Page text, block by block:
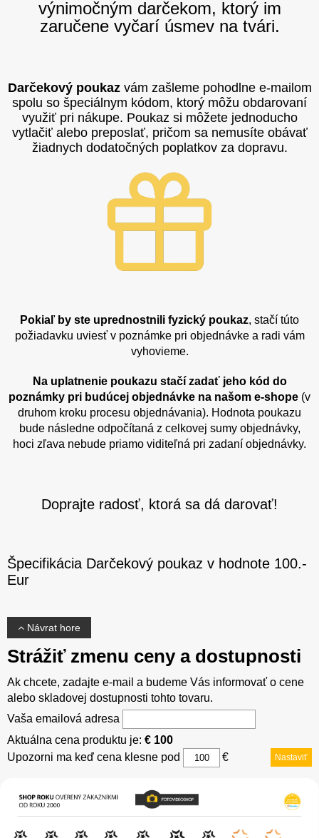
výnimočným darčekom, ktorý im
zaručene vyčarí úsmev na tvári.
Darčekový poukazvám zašleme pohodlne e-mailom
spolu so špeciálnym kódom, ktorý môžu obdarovaní
využiť pri nákupe. Poukaz si môžete jednoducho
vytlačiť alebo preposlať, pričom sa nemusíte obávať
žiadnych dodatočných poplatkov za dopravu.
Pokiaľ by ste uprednostnili fyzický poukaz, stačí túto
požiadavku uviesť v poznámke pri objednávke a radi vám
vyhovieme.
Na uplatnenie poukazu stačí zadať jeho kód do
poznámky pri budúcej objednávke na našom e-shope (v
druhom kroku procesu objednávania). Hodnota poukazu
bude následne odpočítaná z celkovej sumy objednávky,
hoci zľava nebude priamo viditeľná pri zadaní objednávky.
Doprajte radosť, ktorá sa dá darovať!
Špecifikácia Darčekový poukaz v hodnote 100.-
Eur
Návrat hore
Strážiť zmenu ceny a dostupnosti
Ak chcete, zadajte e-mail a budeme Vás informovať o cene
alebo skladovej dostupnosti tohto tovaru.
Vaša emailová adresa
Aktuálna cena produktu je: € 100
Upozorni ma keď cena klesne pod
€ Nastaviť